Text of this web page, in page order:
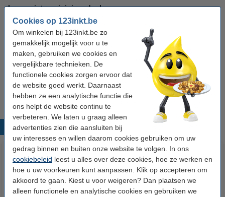
Cookies op 123inkt.be
Om winkelen bij 123inkt.be zo
gemakkelijk mogelijk voor u te
maken, gebruiken we cookies en
vergelijkbare technieken. De
functionele cookies zorgen ervoor dat
de website goed werkt. Daarnaast
hebben ze een analytische functie die
ons helpt de website continu te
verbeteren. We laten u graag alleen
advertenties zien die aansluiten bij
uw interesses en willen daarom cookies gebruiken om uw
gedrag binnen en buiten onze website te volgen. In ons
cookiebeleid leest u alles over deze cookies, hoe ze werken en
hoe u uw voorkeuren kunt aanpassen. Klik op accepteren om
akkoord te gaan. Kiest u voor weigeren? Dan plaatsen we
alleen functionele en analytische cookies en gebruiken we
Laserprinter reinigingsdoek
tonerdoek
Bekijk de specificaties en omschrijving
Direct leverbaar
Maandag in huis
€ 0,95 Bestellen
Populaire producten